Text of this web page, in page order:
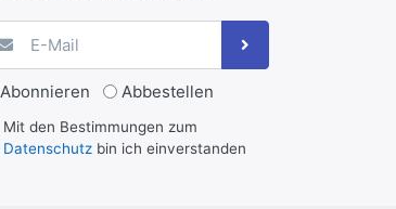
Abonnieren Abbestellen
Mit den Bestimmungen zum
Datenschutzbin ich einverstanden